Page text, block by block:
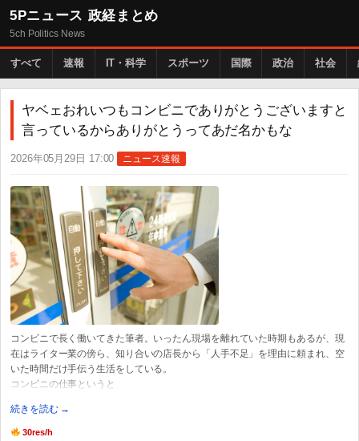
5Pニュース 政経まとめ
5ch Politics News
すべて 速報 IT・科学 スポーツ 国際 政治 社会
ヤベェおれいつもコンビニでありがとうございますと
言っているからありがとうってあだ名かもな
2026年05月29日 17:00 ニュース速報
コンビニで長く働いてきた筆者。いったん現場を離れていた時期もあるが、現
在はライター業の傍ら、知り合いの店長から「人手不足」を理由に頼まれ、空
いた時間だけ手伝う生活をしている。
コンビニの仕事というと
続きを読む →
30res/h